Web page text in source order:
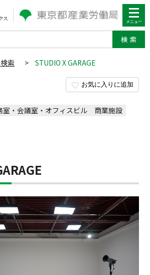
索 > STUDIO X GARAGE
お気に入りに追加
室・会議室・オフィスビル
商業施設